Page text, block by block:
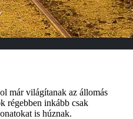
már világítanak az állomás
régebben inkább csak
is húznak.